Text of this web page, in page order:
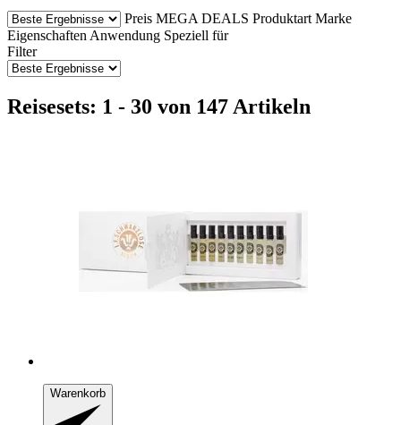
Preis MEGA DEALS Produktart Marke
Eigenschaften Anwendung Speziell für
Filter
Reisesets: 1 - 30 von 147 Artikeln
Warenkorb